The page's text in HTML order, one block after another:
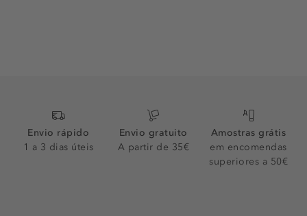
Envio rápido
1 a 3 dias úteis
Envio gratuito
A partir de 35€
Amostras grátis
em encomendas
superiores a 50€